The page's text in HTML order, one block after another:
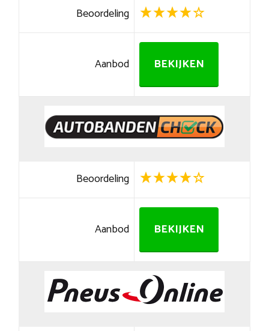
Beoordeling
Aanbod BEKIJKEN
Beoordeling
Aanbod BEKIJKEN